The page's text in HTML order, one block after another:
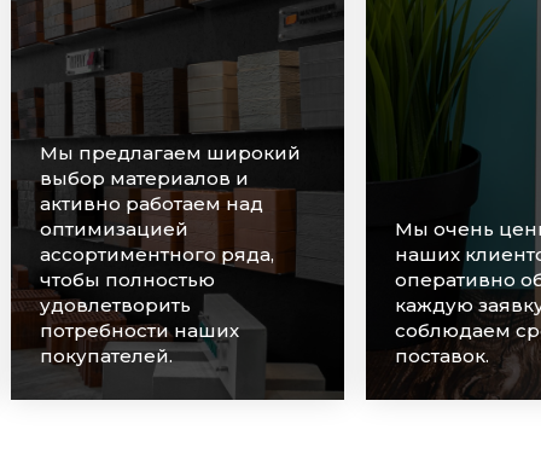
Мы предлагаем широкий
выбор материалов и
активно работаем над
оптимизацией
ассортиментного ряда,
чтобы полностью
удовлетворить
потребности наших
покупателей.
Мы очень
наших
оперативно
каждую
соблюдаем
поставок.